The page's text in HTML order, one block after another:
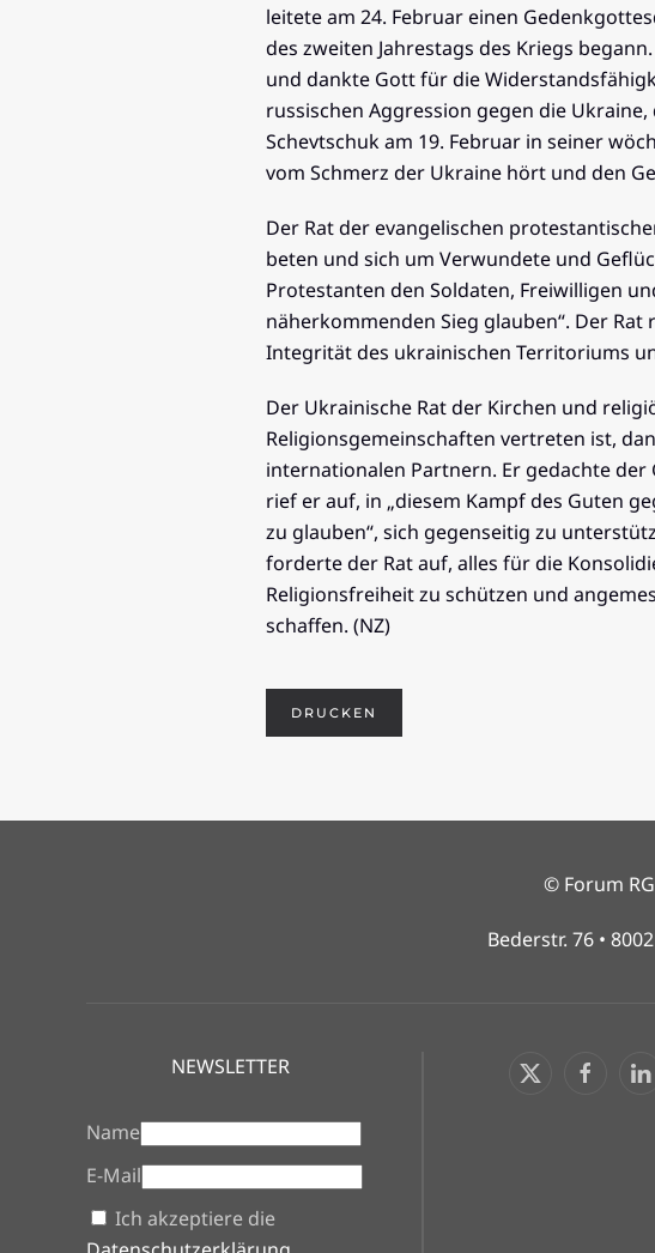
leitete am 24. Februar einen
des zweiten Jahrestags des Kriegs
und dankte Gott für die
russischen Aggression gegen die
Schevtschuk am 19. Februar in seiner
vom Schmerz der Ukraine hört und den
Der Rat der evangelischen
beten und sich um Verwundete und
Protestanten den Soldaten, Freiwilligen
näherkommenden Sieg glauben“. Der
Integrität des ukrainischen Territoriums
Der Ukrainische Rat der Kirchen und
Religionsgemeinschaften vertreten ist,
internationalen Partnern. Er gedachte
rief er auf, in „diesem Kampf des Guten
zu glauben“, sich gegenseitig zu
forderte der Rat auf, alles für die
Religionsfreiheit zu schützen und
schaffen. (NZ)
DRUCKEN
© Forum
Bederstr. 76 •
NEWSLETTER
Name
E-Mail
Ich akzeptiere die